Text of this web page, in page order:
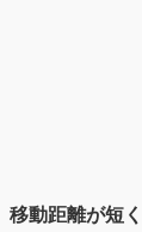
移動距離が短